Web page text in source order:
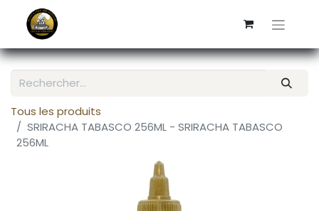
Tous les produits
SRIRACHA TABASCO 256ML - SRIRACHA TABASCO
256ML